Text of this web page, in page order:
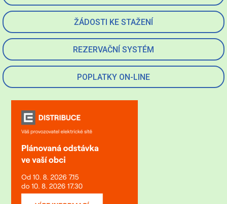
ŽÁDOSTI KE STAŽENÍ
REZERVAČNÍ SYSTÉM
POPLATKY ON-LINE